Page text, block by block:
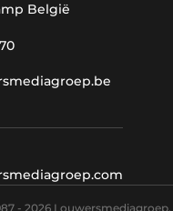
België
- 2026 Louwersmediagroep.